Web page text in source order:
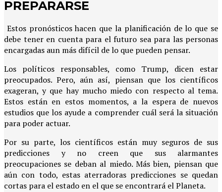
PREPARARSE
Estos pronósticos hacen que la planificación de lo que se
debe tener en cuenta para el futuro sea para las personas
encargadas aun más difícil de lo que pueden pensar.
Los políticos responsables, como Trump, dicen estar
preocupados. Pero, aún así, piensan que los científicos
exageran, y que hay mucho miedo con respecto al tema.
Estos están en estos momentos, a la espera de nuevos
estudios que los ayude a comprender cuál será la situación
para poder actuar.
Por su parte, los científicos están muy seguros de sus
predicciones y no creen que sus alarmantes
preocupaciones se deban al miedo. Más bien, piensan que
aún con todo, estas aterradoras predicciones se quedan
cortas para el estado en el que se encontrará el Planeta.